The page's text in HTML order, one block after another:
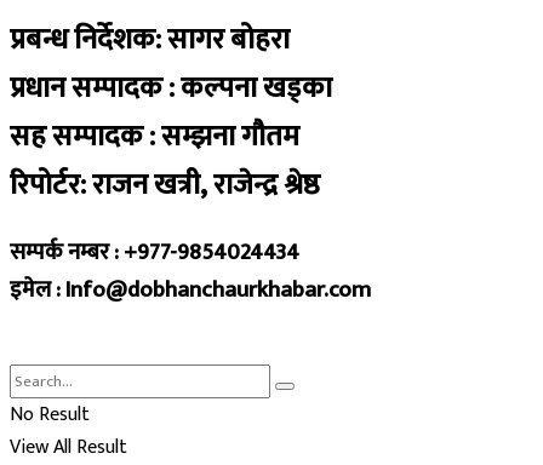
प्रबन्ध निर्देशक: सागर बोहरा
प्रधान सम्पादक : कल्पना खड्का
सह सम्पादक : सम्झना गौतम
रिपोर्टर: राजन खत्री, राजेन्द्र श्रेष्ठ
सम्पर्क नम्बर : +977-9854024434
इमेल : Info@dobhanchaurkhabar.com
No Result
View All Result